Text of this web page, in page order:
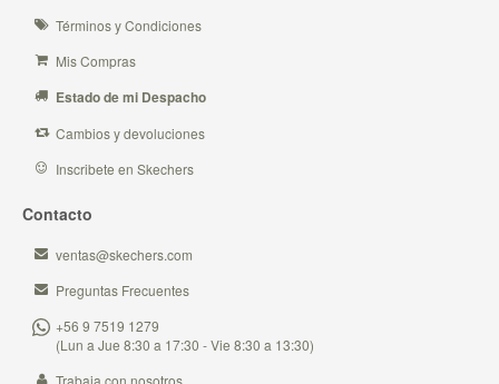
Términos y Condiciones
Mis Compras
Estado de mi Despacho
Cambios y devoluciones
Inscribete en Skechers
Contacto
ventas@skechers.com
Preguntas Frecuentes
+56 9 7519 1279
(Lun a Jue 8:30 a 17:30 - Vie 8:30 a 13:30)
Trabaja con nosotros